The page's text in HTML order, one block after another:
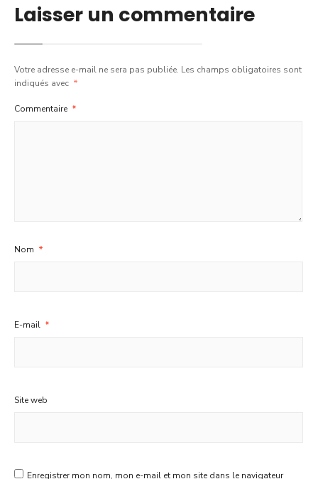
Laisser un commentaire
Votre adresse e-mail ne sera pas publiée. Les champs obligatoires sont
indiqués avec *
Commentaire *
Nom *
E-mail *
Site web
Enregistrer mon nom, mon e-mail et mon site dans le navigateur